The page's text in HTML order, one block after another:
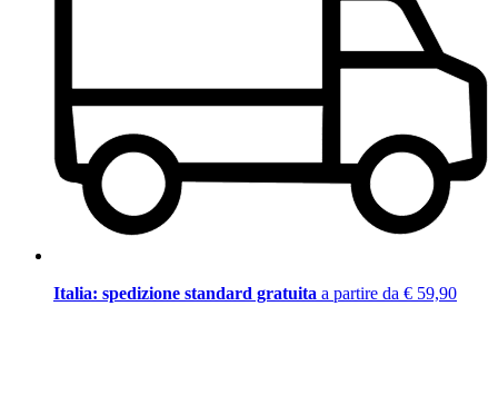
Italia: spedizione standard gratuita a partire da € 59,90